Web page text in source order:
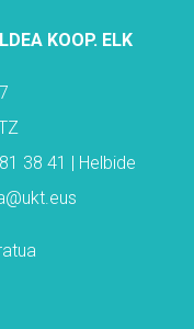
KOOP. ELK
38 41 | Helbide